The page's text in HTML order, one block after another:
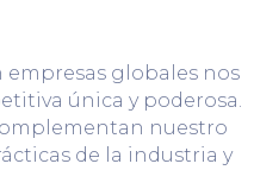
globales nos
única y poderosa.
nuestro
de la industria y